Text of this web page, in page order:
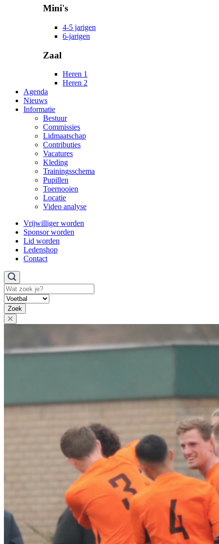
Mini's
4-5 jarigen
6-jarigen
Zaal
Heren 1
Heren 2
Agenda
Nieuws
Informatie
Bestuur
Commissies
Lidmaatschap
Contributies
Vacatures
Kleding
Trainingsschema
Pupillen
Toernooien
Locatie
Video analyse
Vrijwilliger worden
Sponsor worden
Lid worden
Ledenshop
Contact
Zoeken
Zoek